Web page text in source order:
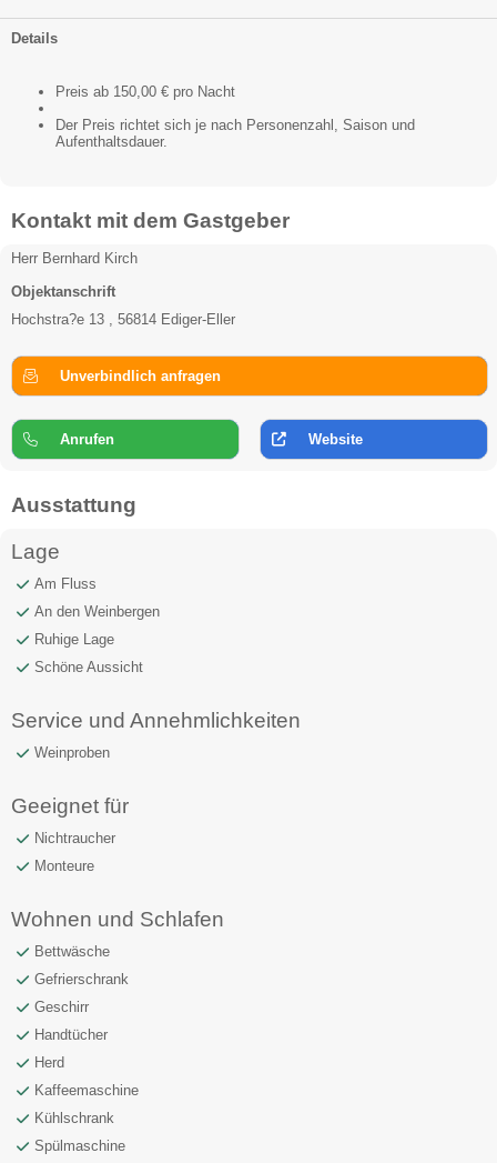
Details
Preis ab 150,00 € pro Nacht
Der Preis richtet sich je nach Personenzahl, Saison und
Aufenthaltsdauer.
Kontakt mit dem Gastgeber
Herr Bernhard Kirch
Objektanschrift
Hochstra?e 13 , 56814 Ediger-Eller
Unverbindlich anfragen
Anrufen Website
Ausstattung
Lage
Am Fluss
An den Weinbergen
Ruhige Lage
Schöne Aussicht
Service und Annehmlichkeiten
Weinproben
Geeignet für
Nichtraucher
Monteure
Wohnen und Schlafen
Bettwäsche
Gefrierschrank
Geschirr
Handtücher
Herd
Kaffeemaschine
Kühlschrank
Spülmaschine